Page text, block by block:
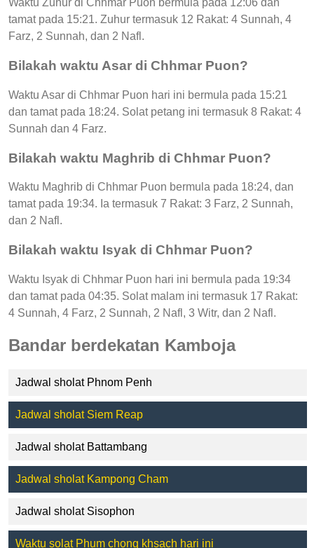
Waktu Zuhur di Chhmar Puon bermula pada 12:06 dan
tamat pada 15:21. Zuhur termasuk 12 Rakat: 4 Sunnah, 4
Farz, 2 Sunnah, dan 2 Nafl.
Bilakah waktu Asar di Chhmar Puon?
Waktu Asar di Chhmar Puon hari ini bermula pada 15:21
dan tamat pada 18:24. Solat petang ini termasuk 8 Rakat: 4
Sunnah dan 4 Farz.
Bilakah waktu Maghrib di Chhmar Puon?
Waktu Maghrib di Chhmar Puon bermula pada 18:24, dan
tamat pada 19:34. Ia termasuk 7 Rakat: 3 Farz, 2 Sunnah,
dan 2 Nafl.
Bilakah waktu Isyak di Chhmar Puon?
Waktu Isyak di Chhmar Puon hari ini bermula pada 19:34
dan tamat pada 04:35. Solat malam ini termasuk 17 Rakat:
4 Sunnah, 4 Farz, 2 Sunnah, 2 Nafl, 3 Witr, dan 2 Nafl.
Bandar berdekatan Kamboja
Jadwal sholat Phnom Penh
Jadwal sholat Siem Reap
Jadwal sholat Battambang
Jadwal sholat Kampong Cham
Jadwal sholat Sisophon
Waktu solat Phum chong khsach hari ini